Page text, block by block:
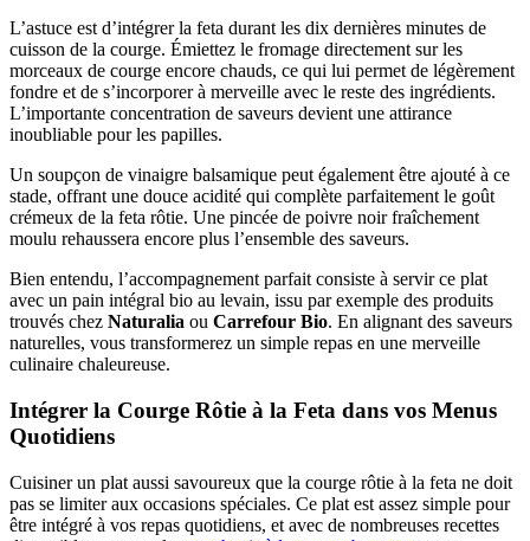
L’astuce est d’intégrer la feta durant les dix dernières minutes de
cuisson de la courge. Émiettez le fromage directement sur les
morceaux de courge encore chauds, ce qui lui permet de légèrement
fondre et de s’incorporer à merveille avec le reste des ingrédients.
L’importante concentration de saveurs devient une attirance
inoubliable pour les papilles.
Un soupçon de vinaigre balsamique peut également être ajouté à ce
stade, offrant une douce acidité qui complète parfaitement le goût
crémeux de la feta rôtie. Une pincée de poivre noir fraîchement
moulu rehaussera encore plus l’ensemble des saveurs.
Bien entendu, l’accompagnement parfait consiste à servir ce plat
avec un pain intégral bio au levain, issu par exemple des produits
trouvés chez Naturalia ou Carrefour Bio. En alignant des saveurs
naturelles, vous transformerez un simple repas en une merveille
culinaire chaleureuse.
Intégrer la Courge Rôtie à la Feta dans vos Menus
Quotidiens
Cuisiner un plat aussi savoureux que la courge rôtie à la feta ne doit
pas se limiter aux occasions spéciales. Ce plat est assez simple pour
être intégré à vos repas quotidiens, et avec de nombreuses recettes